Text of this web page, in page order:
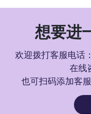
想要进
欢迎拨打客服电话
在线
也可扫码添加客